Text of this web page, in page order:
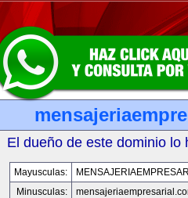
El dueño de este dominio lo
Mayusculas:
Minusculas: